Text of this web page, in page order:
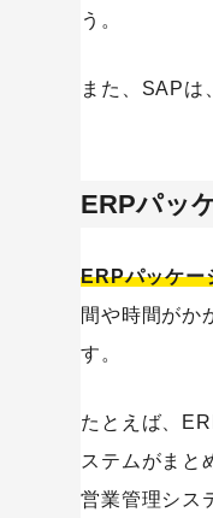
う。
また、SAPは
ERPパッ
ERPパッケー
間や時間がか
す。
たとえば、
ステムがまと
営業管理シス